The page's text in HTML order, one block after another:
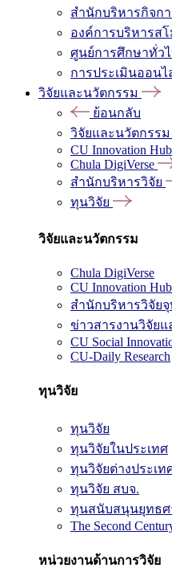
สำนักบริหารกิจก
องค์การบริหารส
ศูนย์การศึกษาทั่ว
การประเมินออนไ
วิจัยและนวัตกรรม
ย้อนกลับ
วิจัยและนวัตกรรม
CU Innovation Hub
Chula DigiVerse
สำนักบริหารวิจัย
ทุนวิจัย
วิจัยและนวัตกรรม
Chula DigiVerse
CU Innovation Hub
สำนักบริหารวิจัย
ข่าวสารงานวิจัย
CU Social
CU-Daily Research
ทุนวิจัย
ทุนวิจัย
ทุนวิจัยในประเทศ
ทุนวิจัยต่างประเท
ทุนวิจัย สบจ.
ทุนสนับสนุนยุทธศ
The Second
หน่วยงานด้านการวิจัย